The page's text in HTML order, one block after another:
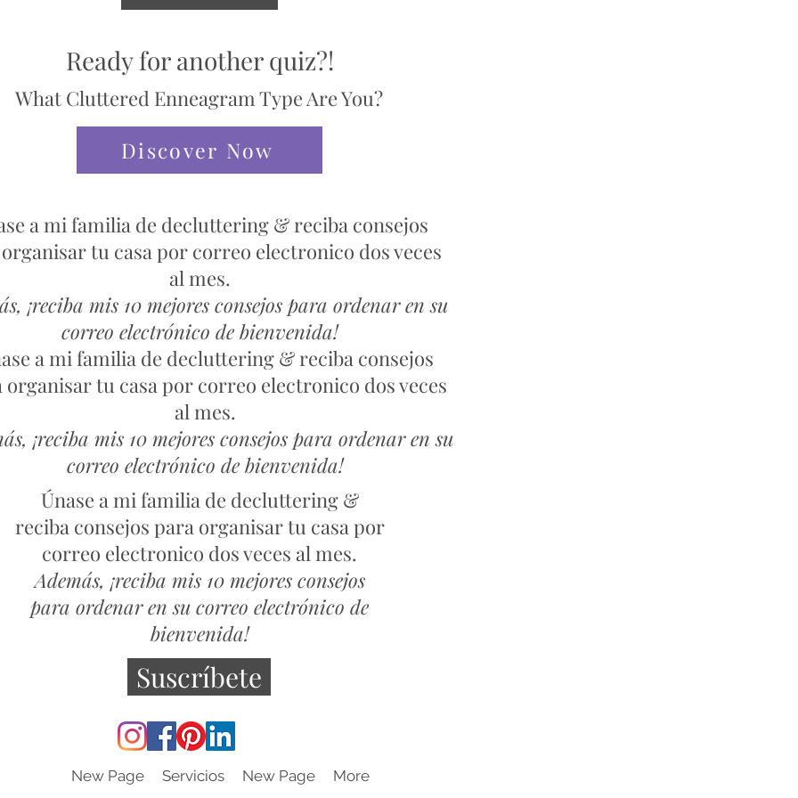
Ready for another quiz?!
What Cluttered Enneagram Type Are You?
Discover Now
a mi familia de decluttering & reciba consejos
tu casa por correo electronico dos veces
al mes.
¡reciba mis 10 mejores consejos para ordenar en su
correo electrónico de bienvenida!
a mi familia de decluttering & reciba consejos
organisar tu casa por correo electronico dos veces
al mes.
¡reciba mis 10 mejores consejos para ordenar en su
correo electrónico de bienvenida!
Únase a mi familia de decluttering &
reciba consejos para organisar tu casa por
correo electronico dos veces al mes.
Además, ¡reciba mis 10 mejores consejos
para ordenar en su correo electrónico de
bienvenida!
Suscríbete
New Page Servicios New Page More